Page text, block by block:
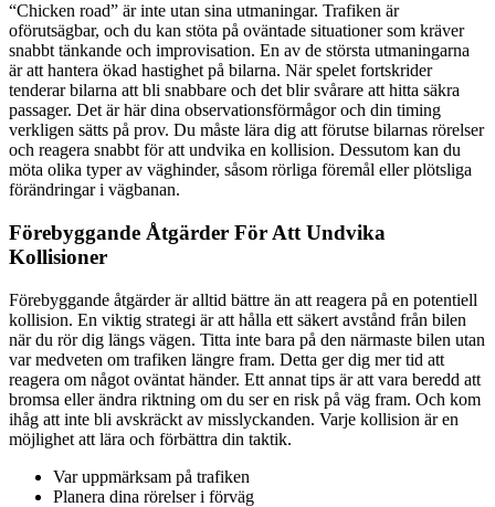
“Chicken road” är inte utan sina utmaningar. Trafiken är
oförutsägbar, och du kan stöta på oväntade situationer som kräver
snabbt tänkande och improvisation. En av de största utmaningarna
är att hantera ökad hastighet på bilarna. När spelet fortskrider
tenderar bilarna att bli snabbare och det blir svårare att hitta säkra
passager. Det är här dina observationsförmågor och din timing
verkligen sätts på prov. Du måste lära dig att förutse bilarnas rörelser
och reagera snabbt för att undvika en kollision. Dessutom kan du
möta olika typer av väghinder, såsom rörliga föremål eller plötsliga
förändringar i vägbanan.
Förebyggande Åtgärder För Att Undvika
Kollisioner
Förebyggande åtgärder är alltid bättre än att reagera på en potentiell
kollision. En viktig strategi är att hålla ett säkert avstånd från bilen
när du rör dig längs vägen. Titta inte bara på den närmaste bilen utan
var medveten om trafiken längre fram. Detta ger dig mer tid att
reagera om något oväntat händer. Ett annat tips är att vara beredd att
bromsa eller ändra riktning om du ser en risk på väg fram. Och kom
ihåg att inte bli avskräckt av misslyckanden. Varje kollision är en
möjlighet att lära och förbättra din taktik.
Var uppmärksam på trafiken
Planera dina rörelser i förväg